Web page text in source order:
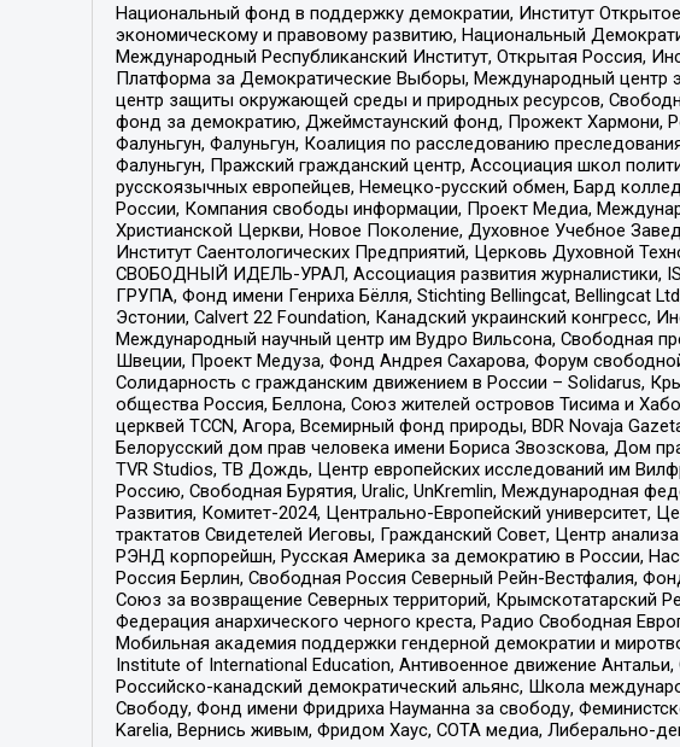
Национальный фонд в поддержку демократии, Институт
экономическому и правовому развитию, Национальный
Международный Республиканский Институт, Открытая Россия,
Платформа за Демократические Выборы, Международный центр
центр защиты окружающей среды и природных ресурсов,
фонд за демократию, Джеймстаунский фонд, Прожект Хармони,
Фалуньгун, Фалуньгун, Коалиция по расследованию
Фалуньгун, Пражский гражданский центр, Ассоциация школ
русскоязычных европейцев, Немецко-русский обмен, Бард
России, Компания свободы информации, Проект Медиа,
Христианской Церкви, Новое Поколение, Духовное Учебное
Институт Саентологических Предприятий, Церковь Духовной
СВОБОДНЫЙ ИДЕЛЬ-УРАЛ, Ассоциация развития журналистики,
ГРУПА, Фонд имени Генриха Бёлля, Stichting Bellingcat, Bellingcat
Эстонии, Calvert 22 Foundation, Канадский украинский
Международный научный центр им Вудро Вильсона, Свободная
Швеции, Проект Медуза, Фонд Андрея Сахарова, Форум
Солидарность с гражданским движением в России – Solidarus,
общества Россия, Беллона, Союз жителей островов Тисима и
церквей TCCN, Агора, Всемирный фонд природы, BDR Novaja
Белорусский дом прав человека имени Бориса Звозскова, Дом
TVR Studios, ТВ Дождь, Центр европейских исследований им
Россию, Свободная Бурятия, Uralic, UnKremlin, Международная
Развития, Комитет-2024, Центрально-Европейский
трактатов Свидетелей Иеговы, Гражданский Совет, Центр
РЭНД корпорейшн, Русская Америка за демократию в России,
Россия Берлин, Свободная Россия Северный Рейн-Вестфалия,
Союз за возвращение Северных территорий, Крымскотатарский
Федерация анархического черного креста, Радио Свободная
Мобильная академия поддержки гендерной демократии и
Institute of International Education, Антивоенное движение
Российско-канадский демократический альянс, Школа
Свободу, Фонд имени Фридриха Науманна за свободу,
Karelia, Вернись живым, Фридом Хаус, СОТА медиа, Либерально-